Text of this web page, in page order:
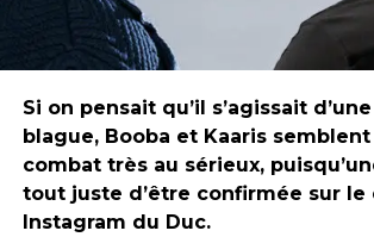
Si on pensait qu’il s’agissait
blague, Booba et Kaaris
combat très au sérieux,
tout juste d’être confirmée sur le
Instagram du Duc.